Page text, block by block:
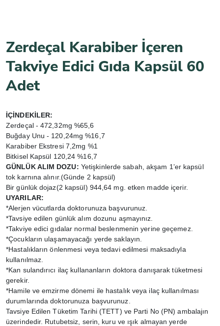
Zerdeçal Karabiber İçeren
Takviye Edici Gıda Kapsül 60
Adet
İÇİNDEKİLER:
Zerdeçal - 472,32mg %65,6
Buğday Unu - 120,24mg %16,7
Karabiber Ekstresi 7,2mg %1
Bitkisel Kapsül 120,24 %16,7
GÜNLÜK ALIM DOZU: Yetişkinlerde sabah, akşam 1’er kapsül
tok karnına alınır.(Günde 2 kapsül)
Bir günlük dojaz(2 kapsül) 944,64 mg. etken madde içerir.
UYARILAR:
*Alerjen vücutlarda doktorunuza başvurunuz.
*Tavsiye edilen günlük alım dozunu aşmayınız.
*Takviye edici gıdalar normal beslenmenin yerine geçemez.
*Çocukların ulaşamayacağı yerde saklayın.
*Hastalıkların önlenmesi veya tedavi edilmesi maksadıyla
kullanılmaz.
*Kan sulandırıcı ilaç kullananların doktora danışarak tüketmesi
gerekir.
*Hamile ve emzirme dönemi ile hastalık veya ilaç kullanılması
durumlarında doktorunuza başvurunuz.
Tavsiye Edilen Tüketim Tarihi (TETT) ve Parti No (PN) ambalajın
üzerindedir. Rutubetsiz, serin, kuru ve ışık almayan yerde